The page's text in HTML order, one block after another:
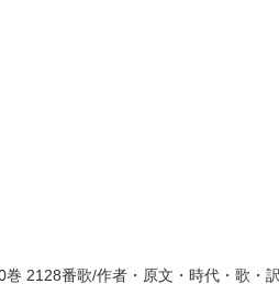
巻 2128番歌/作者・原文・時代・歌・訳